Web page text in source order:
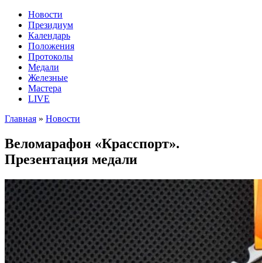
Новости
Президиум
Календарь
Положения
Протоколы
Медали
Железные
Мастера
LIVE
Главная » Новости
Веломарафон «Красспорт».
Презентация медали